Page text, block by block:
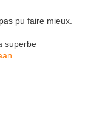
pu faire mieux.
superbe